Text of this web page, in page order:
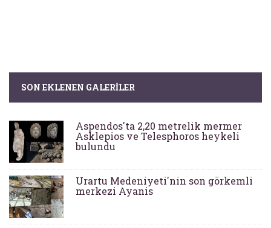
SON EKLENEN GALERILER
Aspendos'ta 2,20 metrelik mermer
Asklepios ve Telesphoros heykeli
bulundu
Urartu Medeniyeti'nin son görkemli
merkezi Ayanis